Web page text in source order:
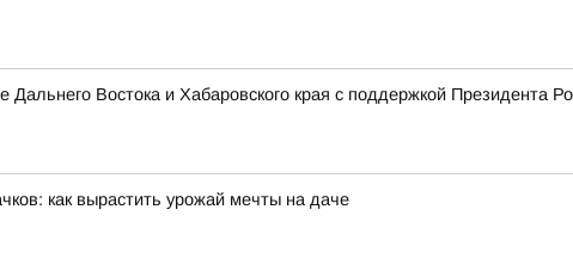
Дальнего Востока и Хабаровского края с поддержкой Президента
как вырастить урожай мечты на даче